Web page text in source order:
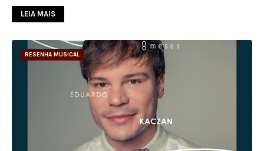
LEIA MAIS
RESENHA MUSICAL